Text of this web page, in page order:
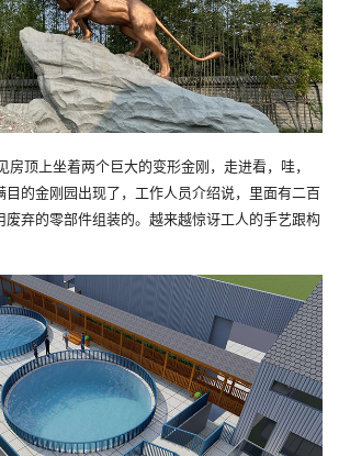
顶上坐着两个巨大的变形金刚，走进看，哇，
目的金刚园出现了，工作人员介绍说，里面有二百
废弃的零部件组装的。越来越惊讶工人的手艺跟构